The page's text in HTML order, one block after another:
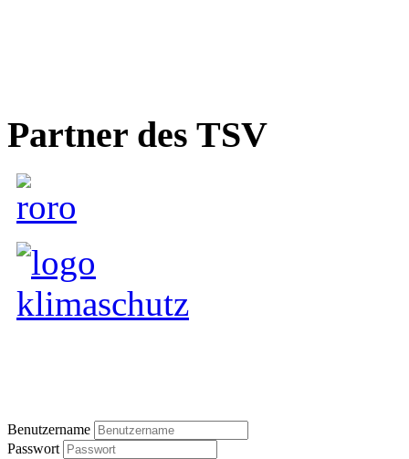
Partner des TSV
Benutzername
Passwort